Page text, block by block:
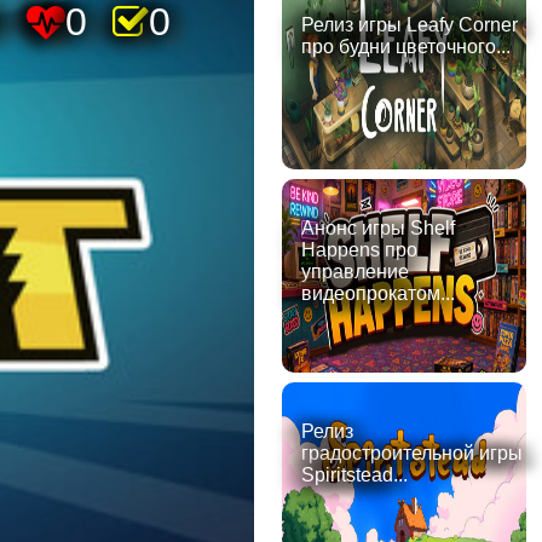
0 0
Релиз игры Leafy Corner
про будни цветочного...
Анонс игры Shelf
Happens про
управление
видеопрокатом...
Релиз
градостроительной игры
Spiritstead...